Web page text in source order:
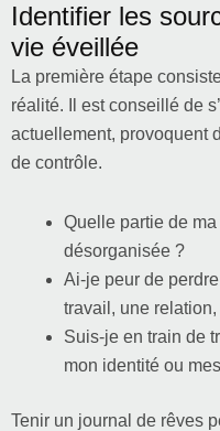
Identifier les
vie éveillée
La première étape
réalité. Il est conseillé de
actuellement, provoquent
de contrôle.
Quelle partie de
désorganisée ?
Ai-je peur de
travail, une
Suis-je en train de
mon identité ou
Tenir un journal de rêves